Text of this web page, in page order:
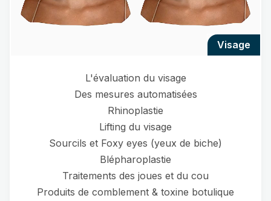
visage
L'évaluation du visage
Des mesures automatisées
Rhinoplastie
Lifting du visage
Sourcils et Foxy eyes (yeux de biche)
Blépharoplastie
Traitements des joues et du cou
Produits de comblement & toxine botulique